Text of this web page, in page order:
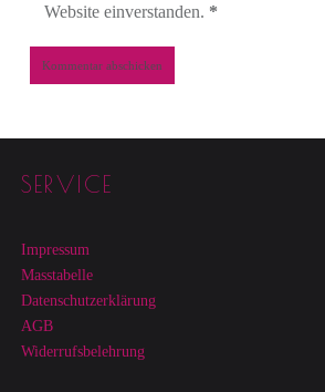
Website einverstanden. *
Footer sidebar
SERVICE
Impressum
Masstabelle
Datenschutzerklärung
AGB
Widerrufsbelehrung